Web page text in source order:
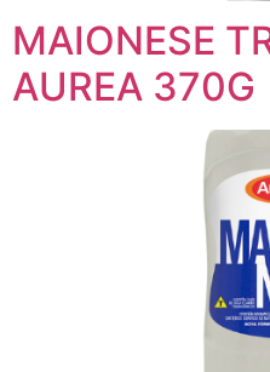
MAIONESE
AUREA 370G